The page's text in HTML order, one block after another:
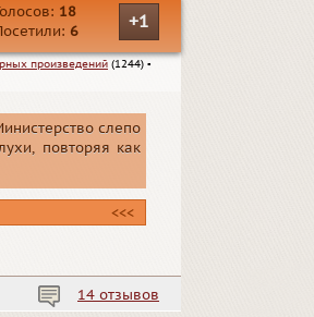
+1
18
6
произведений (1244) ▪
слепо
повторяя как
<<<
14 отзывов